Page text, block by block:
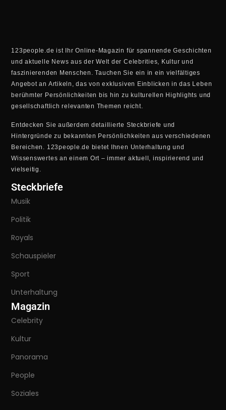
123people.de ist Ihr Online-Magazin für spannende Geschichten
und aktuelle News aus der Welt der Celebrities, Kultur und
faszinierenden Menschen. Tauchen Sie ein in ein vielfältiges
Angebot an Artikeln, das von exklusiven Einblicken in das Leben
berühmter Persönlichkeiten bis hin zu kulturellen Highlights und
gesellschaftlich relevanten Themen reicht.
Entdecken Sie außerdem detaillierte Steckbriefe und
Hintergründe zu bekannten Persönlichkeiten aus verschiedenen
Bereichen. 123people.de bietet Ihnen Unterhaltung und
Wissenswertes an einem Ort – immer aktuell, inspirierend und
vielseitig.
Steckbriefe
Musik
Politik
Royals
Schauspieler
Sport
Unterhaltung
Magazin
Celebrity
Kultur
Panorama
People
Soziales